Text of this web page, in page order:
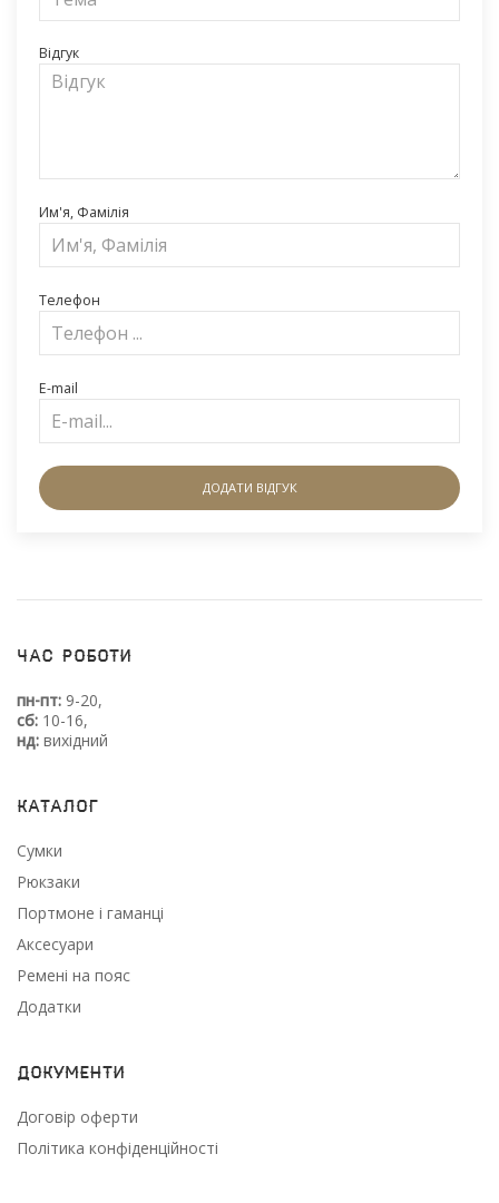
Відгук
Им'я, Фамілія
Телефон
E-mail
ДОДАТИ ВІДГУК
Час роботи
пн-пт: 9-20,
сб: 10-16,
нд: вихідний
Каталог
Сумки
Рюкзаки
Портмоне і гаманці
Аксесуари
Ремені на пояс
Додатки
Документи
Договір оферти
Політика конфіденційності